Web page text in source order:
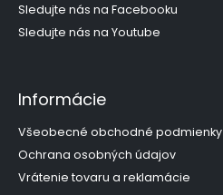
Sledujte nás na Facebooku
Sledujte nás na Youtube
Informácie
Všeobecné obchodné podmienky
Ochrana osobných údajov
Vrátenie tovaru a reklamácie